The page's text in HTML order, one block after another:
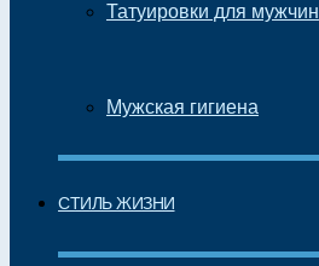
Татуировки для мужчин
Мужская гигиена
СТИЛЬ ЖИЗНИ